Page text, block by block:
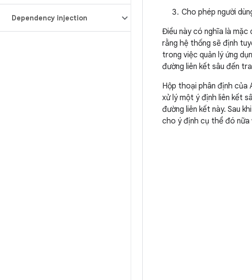
Dependency injection
Cho phép người
Điều này có nghĩa là mặc
rằng hệ thống sẽ định
trong việc quản lý ứng
đường liên kết sâu đến
Hộp thoại phân định của
xử lý một ý định liên kết
đường liên kết này. Sau
cho ý định cụ thể đó nữa